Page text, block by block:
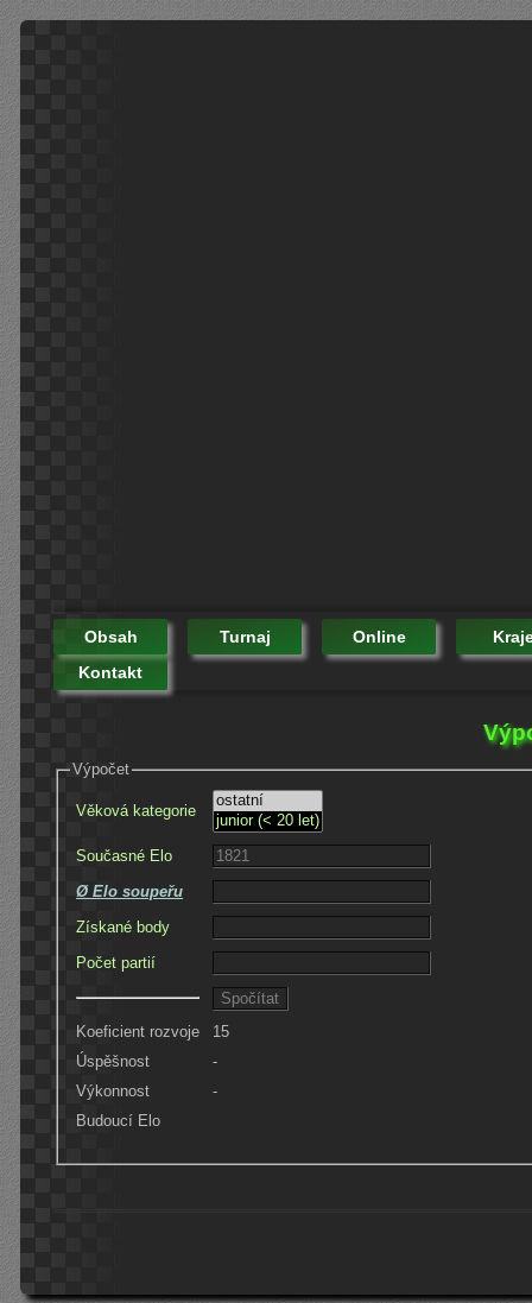
Obsah Turnaj Online
Kontakt
Výpočet
Věková kategorie
Současné Elo
Ø Elo soupeřu
Získané body
Počet partií
Koeficient rozvoje
15
Úspěšnost
-
Výkonnost
-
Budoucí Elo